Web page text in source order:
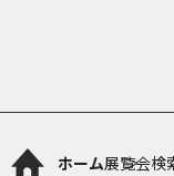
ホーム展覧会検